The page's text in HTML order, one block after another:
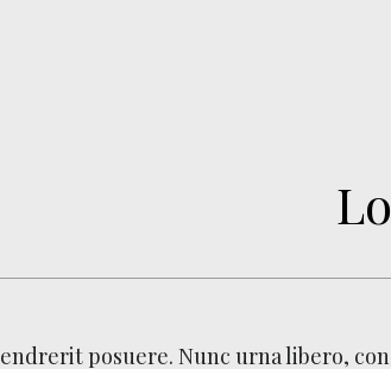
posuere. Nunc urna libero,